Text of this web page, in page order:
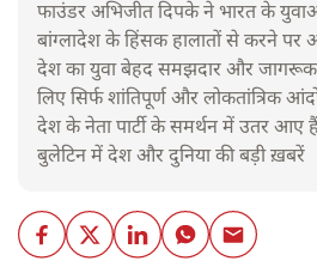
फाउंडर अभिजीत दिपके ने भारत के
बांग्लादेश के हिंसक हालातों से करने पर
देश का युवा बेहद समझदार और
लिए सिर्फ शांतिपूर्ण और लोकतांत्रिक
देश के नेता पार्टी के समर्थन में उतर आए
बुलेटिन में देश और दुनिया की बड़ी ख़बरें